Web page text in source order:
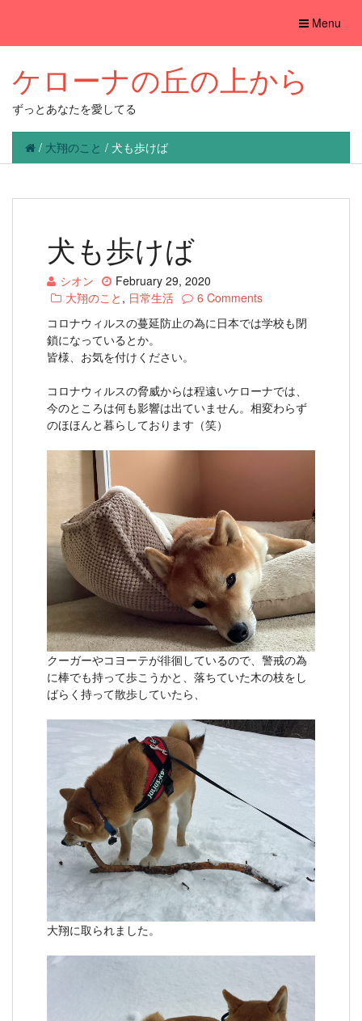
Toggle
Menu
ケローナの丘の上から
ずっとあなたを愛してる
/ 大翔のこと / 犬も歩けば
犬も歩けば
シオン
February 29, 2020
大翔のこと , 日常生活
6 Comments
コロナウィルスの蔓延防止の為に日本では学校も閉
鎖になっているとか。
皆様、お気を付けください。
コロナウィルスの脅威からは程遠いケローナでは、
今のところは何も影響は出ていません。相変わらず
のほほんと暮らしております（笑）
クーガーやコヨーテが徘徊しているので、警戒の為
に棒でも持って歩こうかと、落ちていた木の枝をし
ばらく持って散歩していたら、
大翔に取られました。